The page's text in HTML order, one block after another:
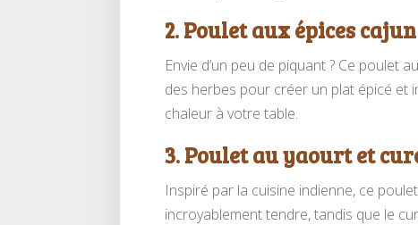
2. Poulet aux épices cajun
Envie d’un peu de piquant ? Ce poulet
des herbes pour créer un plat épicé et
chaleur à votre table.
3. Poulet au yaourt et
Inspiré par la cuisine indienne, ce
incroyablement tendre, tandis que le